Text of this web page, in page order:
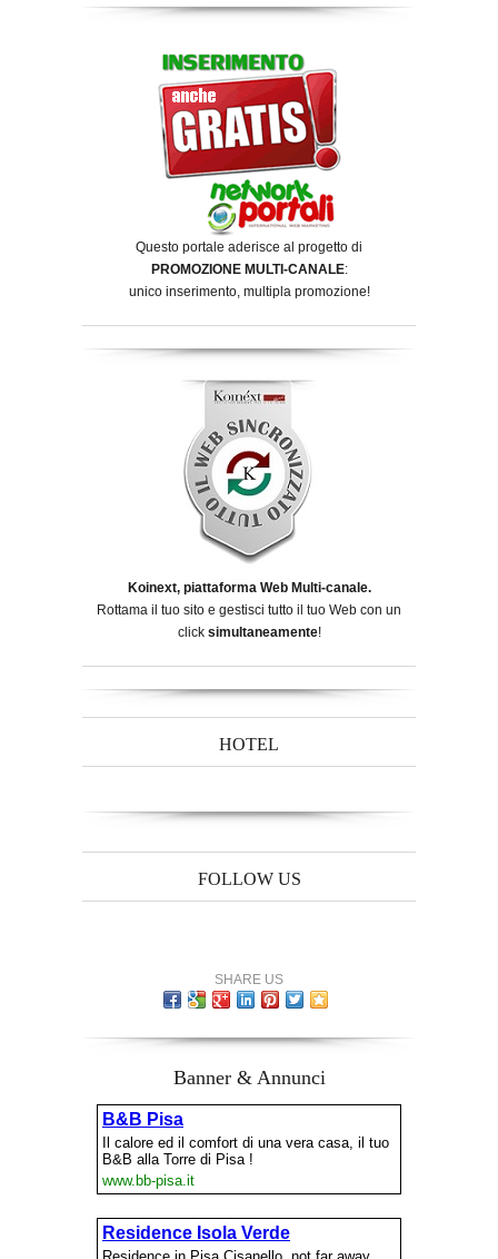
Questo portale aderisce al progetto di
PROMOZIONE MULTI-CANALE:
unico inserimento, multipla promozione!
Koinext, piattaforma Web Multi-canale.
Rottama il tuo sito e gestisci tutto il tuo Web con un
click simultaneamente!
HOTEL
FOLLOW US
SHARE US
Banner & Annunci